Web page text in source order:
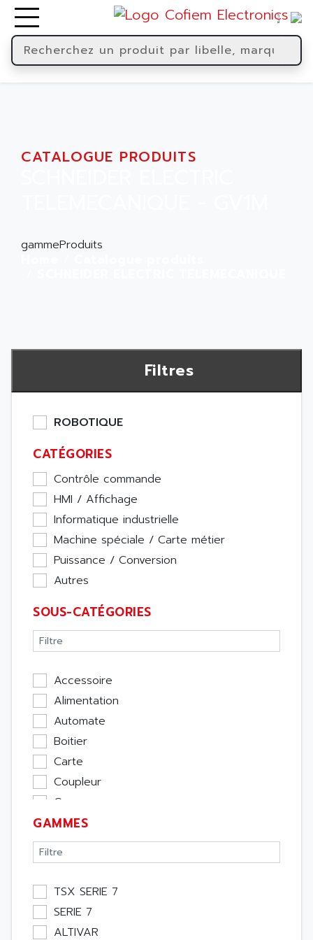
CATALOGUE PRODUITS
gammeProduits
Filtres
ROBOTIQUE
CATÉGORIES
Contrôle commande
HMI / Affichage
Informatique industrielle
Machine spéciale / Carte métier
Puissance / Conversion
Autres
SOUS-CATÉGORIES
Accessoire
Alimentation
Automate
Boitier
Carte
Coupleur
Cpu
Ecran
Entrée / Sortie
Memoire
Module Métier
Moteur
Pupitre Opérateur
GAMMES
TSX SERIE 7
SERIE 7
ALTIVAR